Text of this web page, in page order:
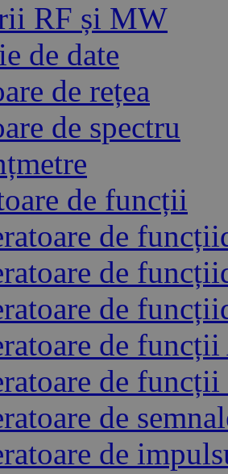
RF și MW
de date
de rețea
de spectru
de funcții
de
de
de
de
de
de
de